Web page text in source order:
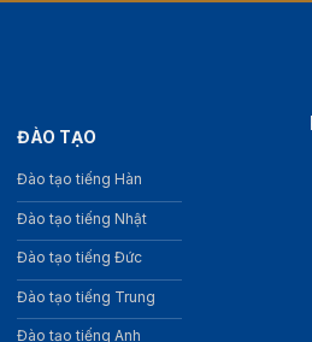
ĐÀO TẠO
Đào tạo tiếng Hàn
Đào tạo tiếng Nhật
Đào tạo tiếng Đức
Đào tạo tiếng Trung
Đào tạo tiếng Anh